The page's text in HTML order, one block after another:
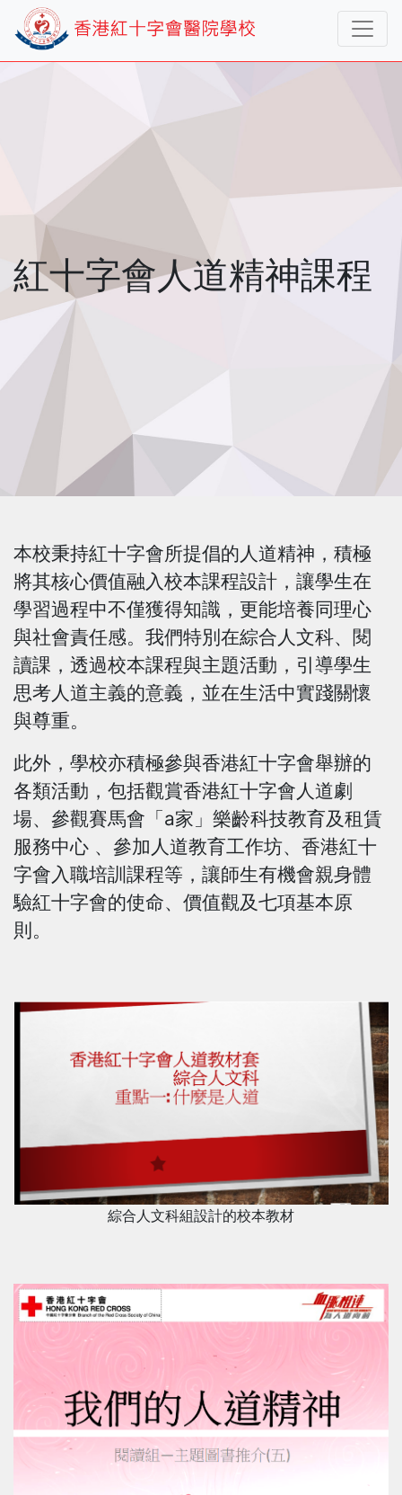
紅十字會人道精神課程
本校秉持紅十字會所提倡的人道精神，積極
將其核心價值融入校本課程設計，讓學生在
學習過程中不僅獲得知識，更能培養同理心
與社會責任感。我們特別在綜合人文科、閱
讀課，透過校本課程與主題活動，引導學生
思考人道主義的意義，並在生活中實踐關懷
與尊重。
此外，學校亦積極參與香港紅十字會舉辦的
各類活動，包括觀賞香港紅十字會人道劇
場、參觀賽馬會「a家」樂齡科技教育及租賃
服務中心 、參加人道教育工作坊、香港紅十
字會入職培訓課程等，讓師生有機會親身體
驗紅十字會的使命、價值觀及七項基本原
則。
綜合人文科組設計的校本教材